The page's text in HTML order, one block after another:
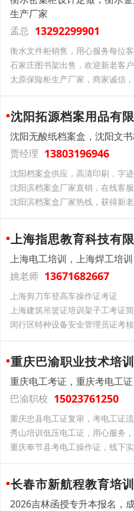
生产厂家
孟总 13292299901
衡水文件柜销售，用心服务每位
石家庄图书架出售，欢迎新老客
太原保险柜生产厂家，商家诚信
沈阳拓源档案用品有
沈阳无酸纸档案盒，沈阳文
贾经理 13803196946
沈阳档案盒供应，高清印刷，字
沈阳滨档案盒厂家直销，在线客
沈阳滨档案盒厂家热线，获得新
上海指思教育科技有
上海电工培训，上海焊工培
姚老师 13671682667
上海剪刀车登高车操作证考证
上海建筑吊篮证培训架子工考证
闵行区特种设备安全管理员证考
重庆巴渝职业技术培
重庆电工考证，重庆考电工
巴渝职校 15023761250
重庆忠县电工证复审，考电工证
秀山培训低压电工证，用心服务
重庆奉节县考电工操作证，线下
长春市新航程教育培
2026吉林函授专升本报名，